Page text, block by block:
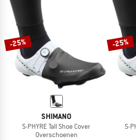
-25%
SHIMANO
S-PHYRE Tall Shoe Cover
Overschoenen
-25%
S-